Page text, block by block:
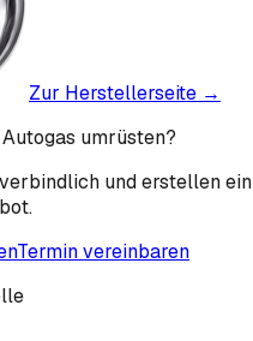
Zur Herstellerseite →
umrüsten?
und erstellen ein
Termin vereinbaren